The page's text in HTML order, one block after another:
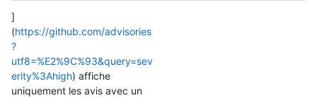
]
(https://github.com/advisories
?
utf8=%E2%9C%93&query=sev
erity%3Ahigh) affiche
uniquement les avis avec un